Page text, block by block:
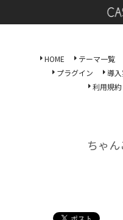
HOME テーマ一覧
プラグイン
導
利用規約
ちゃ